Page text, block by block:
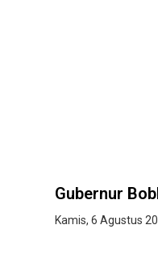
Gubernur
Kamis, 6 Agustus